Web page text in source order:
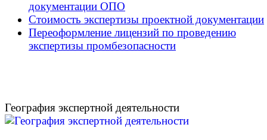
документации ОПО
Стоимость экспертизы проектной документации
Переоформление лицензий по проведению
экспертизы промбезопасности
География экспертной деятельности